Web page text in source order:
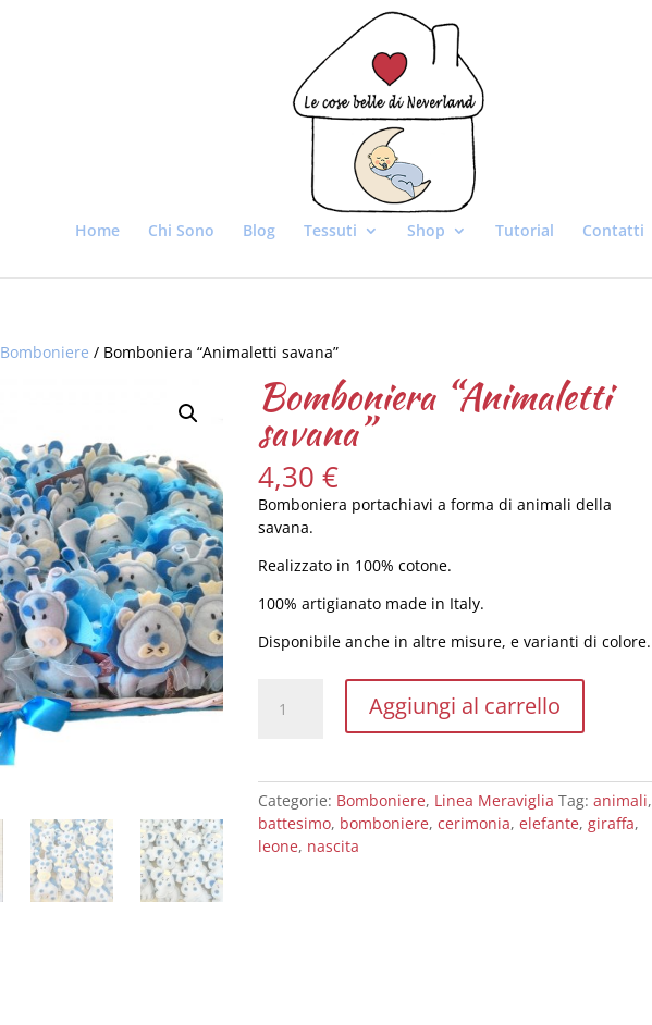
Home Chi Sono Blog Tessuti Shop Tutorial Contatti
Bomboniere / Bomboniera “Animaletti savana”
Bomboniera “Animaletti
savana”
4,30€
Bomboniera portachiavi a forma di animali della
savana.
Realizzato in 100% cotone.
100% artigianato made in Italy.
Disponibile anche in altre misure, e varianti di colore.
"Animaletti
Aggiungi al carrello
Categorie: Bomboniere, Linea Meraviglia Tag:animali,
battesimo, bomboniere,cerimonia,elefante,giraffa,
leone, nascita